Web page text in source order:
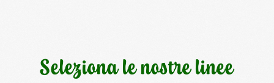
Seleziona le nostre linee